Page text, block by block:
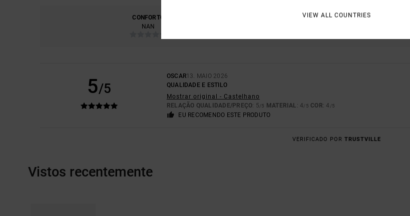
CONFORTO
NAN
TAMANHO
5/5
OSCAR13. MAIO 2026
QUALIDADE E ESTILO
Mostrar original - Castelhano
RELAÇÃO QUALIDADE/PREÇO: 5/5 MATERIAL : 4/5 COR: 4 /5
EU RECOMENDO ESTE PRODUTO
VERIFICADO POR TRUSTVILLE
Vistos recentemente
VIEW ALL COUNTRIES